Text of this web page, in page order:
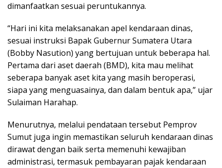
dimanfaatkan sesuai peruntukannya.
“Hari ini kita melaksanakan apel kendaraan dinas,
sesuai instruksi Bapak Gubernur Sumatera Utara
(Bobby Nasution) yang bertujuan untuk beberapa hal.
Pertama dari aset daerah (BMD), kita mau melihat
seberapa banyak aset kita yang masih beroperasi,
siapa yang menguasainya, dan dalam bentuk apa,” ujar
Sulaiman Harahap.
Menurutnya, melalui pendataan tersebut Pemprov
Sumut juga ingin memastikan seluruh kendaraan dinas
dirawat dengan baik serta memenuhi kewajiban
administrasi, termasuk pembayaran pajak kendaraan